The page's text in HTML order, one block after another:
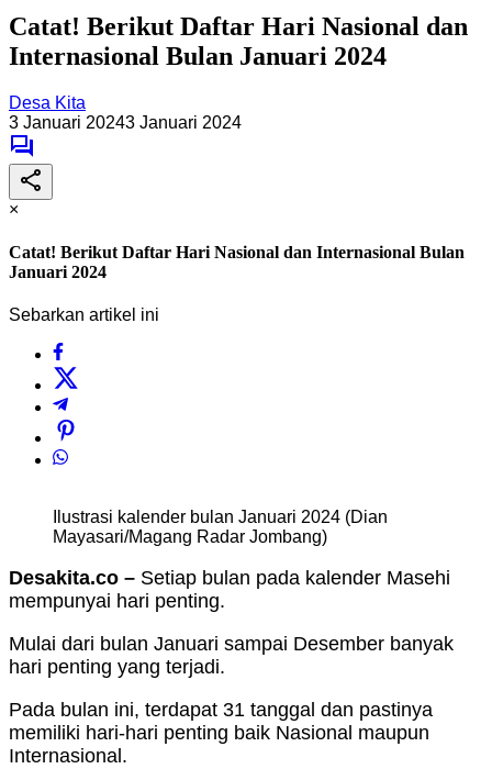
Catat! Berikut Daftar Hari Nasional dan
Internasional Bulan Januari 2024
Desa Kita
3 Januari 20243 Januari 2024
×
Catat! Berikut Daftar Hari Nasional dan Internasional Bulan
Januari 2024
Sebarkan artikel ini
Ilustrasi kalender bulan Januari 2024 (Dian
Mayasari/Magang Radar Jombang)
Desakita.co – Setiap bulan pada kalender Masehi
mempunyai hari penting.
Mulai dari bulan Januari sampai Desember banyak
hari penting yang terjadi.
Pada bulan ini, terdapat 31 tanggal dan pastinya
memiliki hari-hari penting baik Nasional maupun
Internasional.